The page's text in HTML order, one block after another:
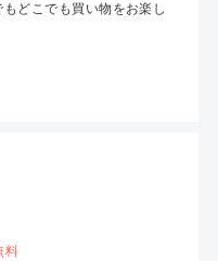
どこでも買い物をお楽し
料